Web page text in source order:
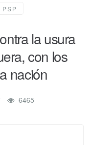
la usura
con los
nación
6465